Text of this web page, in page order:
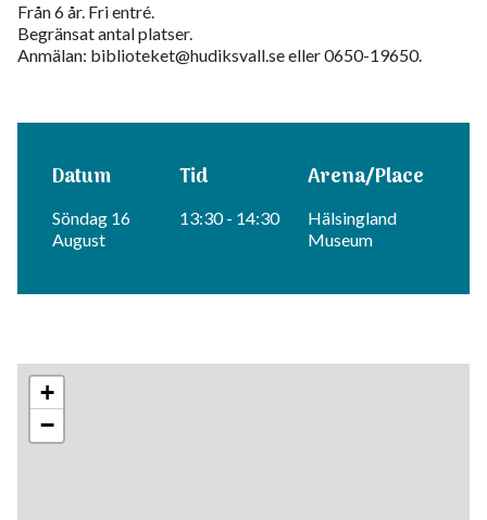
Från 6 år. Fri entré.
Begränsat antal platser.
Anmälan: biblioteket@hudiksvall.se eller 0650-19650.
Datum Tid Arena/Place
Söndag 16
August
13:30 - 14:30
Hälsingland
Museum
+
−